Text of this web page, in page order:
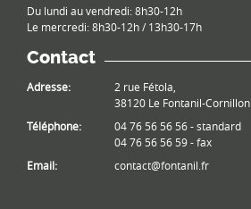
Du lundi au vendredi: 8h30-12h
Le mercredi: 8h30-12h / 13h30-17h
Contact
Adresse:
2 rue Fétola,
38120 Le Fontanil-Cornillon
Téléphone:
04 76 56 56 56 - standard
04 76 56 56 59 - fax
Email:
contact@fontanil.fr